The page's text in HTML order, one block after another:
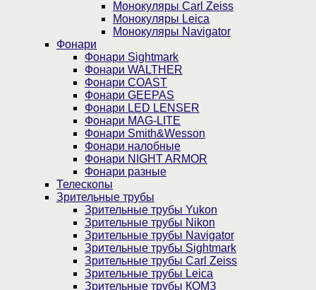
Монокуляры Carl Zeiss
Монокуляры Leica
Монокуляры Navigator
Фонари
Фонари Sightmark
Фонари WALTHER
Фонари COAST
Фонари GEEPAS
Фонари LED LENSER
Фонари MAG-LITE
Фонари Smith&Wesson
Фонари налобные
Фонари NIGHT ARMOR
Фонари разные
Телескопы
Зрительные трубы
Зрительные трубы Yukon
Зрительные трубы Nikon
Зрительные трубы Navigator
Зрительные трубы Sightmark
Зрительные трубы Carl Zeiss
Зрительные трубы Leica
Зрительные трубы КОМЗ